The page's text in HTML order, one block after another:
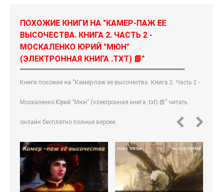
ПОХОЖИЕ КНИГИ НА "КАМЕР-ПАЖ ЕЕ
ВЫСОЧЕСТВА. КНИГА 2. ЧАСТЬ 2 -
МОСКАЛЕНКО ЮРИЙ "МЮН"
(ЭЛЕКТРОННАЯ КНИГА .TXT) 📗"
Книги похожие на "Камер-паж ее высочества. Книга 2. Часть 2 -
Москаленко Юрий "Мюн" (электронная книга .txt) 📗" читать
онлайн бесплатно полные версии.